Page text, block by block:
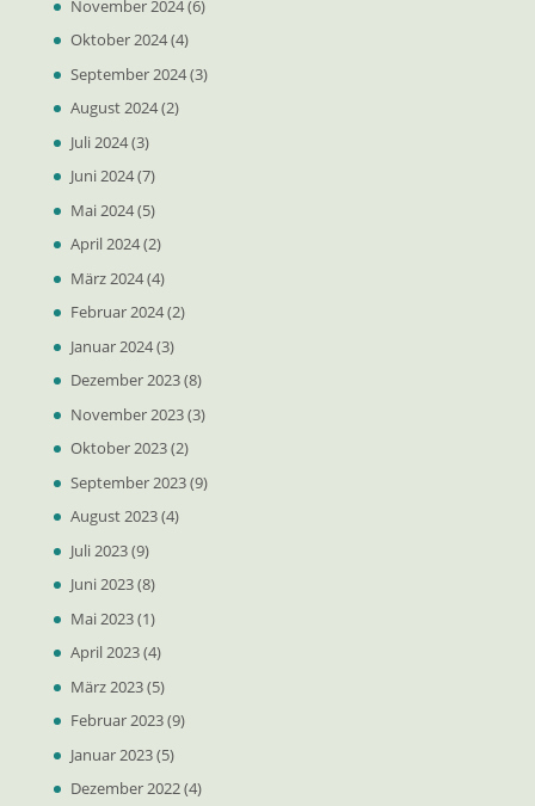
November 2024(6)
Oktober 2024(4)
September 2024(3)
August 2024(2)
Juli 2024(3)
Juni 2024(7)
Mai 2024(5)
April 2024(2)
März 2024(4)
Februar 2024(2)
Januar 2024(3)
Dezember 2023(8)
November 2023(3)
Oktober 2023(2)
September 2023(9)
August 2023(4)
Juli 2023(9)
Juni 2023(8)
Mai 2023(1)
April 2023(4)
März 2023(5)
Februar 2023(9)
Januar 2023(5)
Dezember 2022(4)